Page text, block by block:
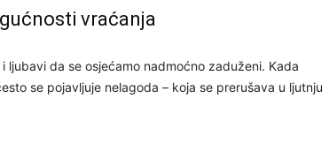
vraćanja
da se osjećamo nadmoćno zaduženi. Kada
se pojavljuje nelagoda – koja se prerušava u ljutnju